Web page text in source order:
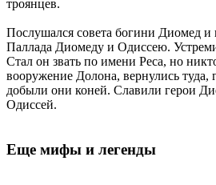
троянцев.
Послушался совета богини Диомед и
Паллада Диомеду и Одиссею.
Стал он звать по имени Реса, но
вооружение Долона, вернулись
добыли они коней. Славили герои
Одиссей.
Еще мифы и легенды